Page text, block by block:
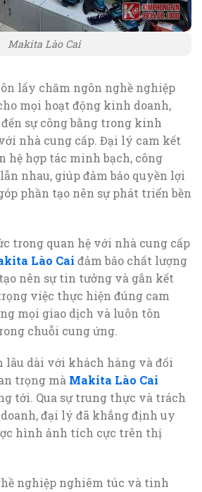
Makita Lào Cai
lấy chăm ngôn nghề nghiệp
mọi hoạt động kinh doanh,
sự công bằng trong kinh
nhà cung cấp. Đại lý cam kết
hệ hợp tác minh bạch, công
nhau, giúp đảm bảo quyền lợi
phần tạo nên sự phát triển bền
trong quan hệ với nhà cung cấp
Lào Cai đảm bảo chất lượng
nên sự tin tưởng và gắn kết
việc thực hiện đúng cam
mọi giao dịch và luôn tôn
chuỗi cung ứng.
lâu dài với khách hàng và đối
trọng mà Makita Lào Cai
tới. Qua sự trung thực và trách
đại lý đã khẳng định uy
hình ảnh tích cực trên thị
nghiệp nghiêm túc và tinh